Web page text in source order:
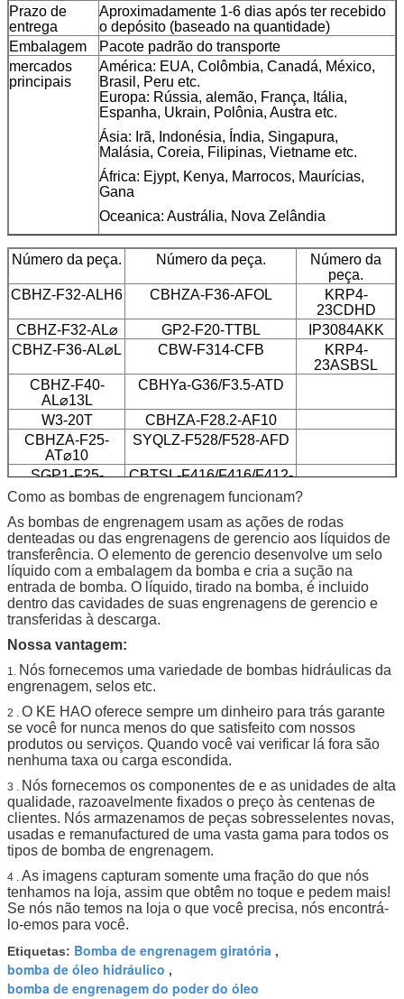
Prazo de
entrega
Aproximadamente 1-6 dias após ter recebido
o depósito (baseado na quantidade)
Embalagem
Pacote padrão do transporte
mercados
principais
América: EUA, Colômbia, Canadá, México,
Brasil, Peru etc.
Europa: Rússia, alemão, França, Itália,
Espanha, Ukrain, Polônia, Austra etc.
Ásia: Irã, Indonésia, Índia, Singapura,
Malásia, Coreia, Filipinas, Vietname etc.
África: Ejypt, Kenya, Marrocos, Maurícias,
Gana
Oceanica: Austrália, Nova Zelândia
Número da peça. Número da peça.
Número da
peça.
CBHZ-F32-ALH6
CBHZA-F36-AFOL
KRP4-
23CDHD
CBHZ-F32-AL⌀
GP2-F20-TTBL
IP3084AKK
CBHZ-F36-AL⌀L
CBW-F314-CFB
KRP4-
23ASBSL
CBHZ-F40-
AL⌀13L
CBHYa-G36/F3.5-ATD
W3-20T
CBHZA-F28.2-AF10
CBHZA-F25-
AT⌀10
SYQLZ-F528/F528-AFD
SGP1-F25-
AT⌀10L
CBTSL-F416/F416/F412-
AF1
AL8⌀11L
CBWZT-F320-
AF⌀
Como as bombas de engrenagem funcionam?
As bombas de engrenagem usam as ações de rodas
denteadas ou das engrenagens de gerencio aos líquidos de
transferência. O elemento de gerencio desenvolve um selo
líquido com a embalagem da bomba e cria a sução na
entrada de bomba. O líquido, tirado na bomba, é incluido
dentro das cavidades de suas engrenagens de gerencio e
transferidas à descarga.
Nossa vantagem:
1. Nós fornecemos uma variedade de bombas hidráulicas da
engrenagem, selos etc.
2 . O KE HAO oferece sempre um dinheiro para trás garante
se você for nunca menos do que satisfeito com nossos
produtos ou serviços. Quando você vai verificar lá fora são
nenhuma taxa ou carga escondida.
3 . Nós fornecemos os componentes de e as unidades de alta
qualidade, razoavelmente fixados o preço às centenas de
clientes. Nós armazenamos de peças sobresselentes novas,
usadas e remanufactured de uma vasta gama para todos os
tipos de bomba de engrenagem.
4 . As imagens capturam somente uma fração do que nós
tenhamos na loja, assim que obtêm no toque e pedem mais!
Se nós não temos na loja o que você precisa, nós encontrá-
lo-emos para você.
Etiquetas: Bomba de engrenagem giratória ,
bomba de óleo hidráulico ,
bomba de engrenagem do poder do óleo